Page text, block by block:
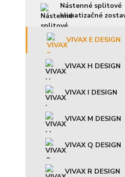
Nástenné splitové
klimatizačné
VIVAX E DESIGN
VIVAX H DESIGN
VIVAX I DESIGN
VIVAX M DESIGN
VIVAX Q DESIGN
VIVAX R DESIGN